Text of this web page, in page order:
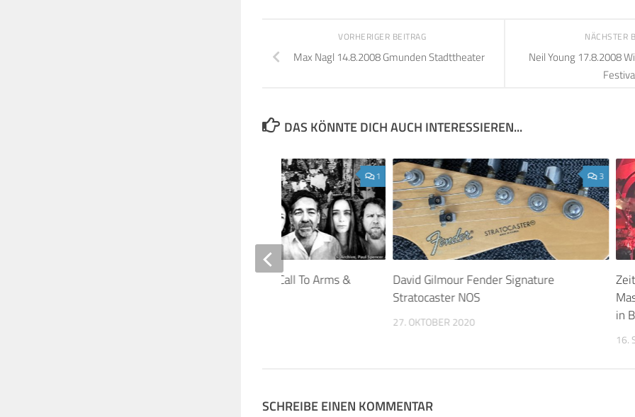
NÄCHSTER
Neil Young 17.8.2008
VORHERIGER BEITRAG
Max Nagl 14.8.2008 Gmunden Stadttheater
DAS KÖNNTE DICH AUCH INTERESSIEREN...
3
David Gilmour Fender Signature
Stratocaster NOS
27. OKTOBER 2020
in
16.
1
Tickets für Archive – Call To Arms &
SCHREIBE EINEN KOMMENTAR